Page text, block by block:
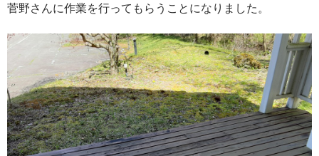
菅野さんに作業を行ってもらうことになりました。